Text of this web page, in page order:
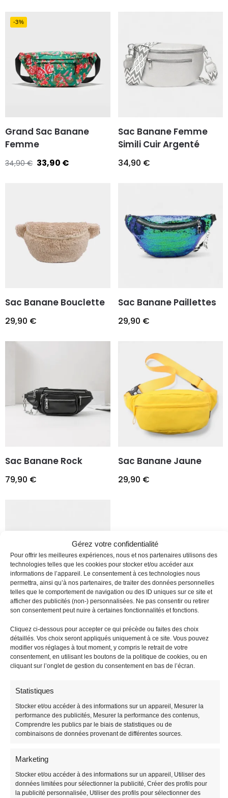
Gérez votre confidentialité
Pour offrir les meilleures expériences, nous et nos partenaires utilisons des
technologies telles que les cookies pour stocker et/ou accéder aux
informations de l’appareil. Le consentement à ces technologies nous
permettra, ainsi qu’à nos partenaires, de traiter des données personnelles
telles que le comportement de navigation ou des ID uniques sur ce site et
afficher des publicités (non-) personnalisées. Ne pas consentir ou retirer
son consentement peut nuire à certaines fonctionnalités et fonctions.
Cliquez ci-dessous pour accepter ce qui précède ou faites des choix
détaillés. Vos choix seront appliqués uniquement à ce site. Vous pouvez
modifier vos réglages à tout moment, y compris le retrait de votre
consentement, en utilisant les boutons de la politique de cookies, ou en
cliquant sur l’onglet de gestion du consentement en bas de l’écran.
Statistiques
Stocker et/ou accéder à des informations sur un appareil, Mesurer la
performance des publicités, Mesurer la performance des contenus,
Comprendre les publics par le biais de statistiques ou de
combinaisons de données provenant de différentes sources.
Marketing
Stocker et/ou accéder à des informations sur un appareil, Utiliser des
données limitées pour sélectionner la publicité, Créer des profils pour
la publicité personnalisée, Utiliser des profils pour sélectionner des
-3%
Grand Sac Banane
Femme
34,90€ 33,90 €
Sac Banane Femme
Simili Cuir Argenté
34,90 €
Sac Banane Bouclette
29,90 €
Sac Banane Paillettes
29,90 €
Sac Banane Rock
79,90 €
Sac Banane Jaune
29,90 €
Moderne Cuir
74,90€
Leopard
29,90€
Sac Banane Voyage Sac Banane Sherpa